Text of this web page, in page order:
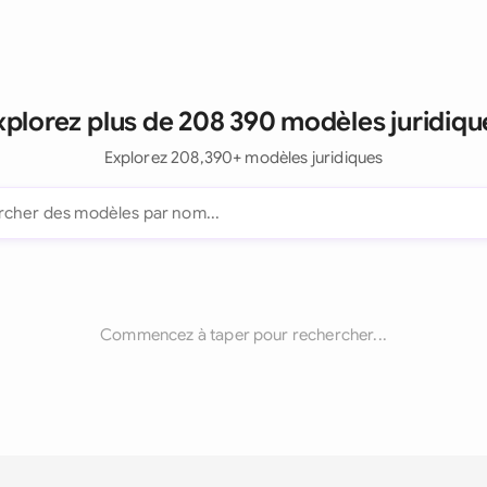
plus de 208 390 modèles
Explorez 208,390+ modèles juridiques
Commencez à taper pour rechercher...